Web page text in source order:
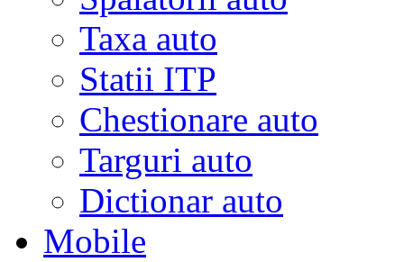
Taxa auto
Statii ITP
Chestionare auto
Targuri auto
Dictionar auto
Mobile